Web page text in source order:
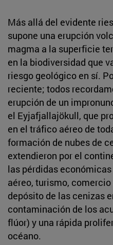
Más allá del evidente
supone una erupción
magma a la superficie
en la biodiversidad que
riesgo geológico en sí.
reciente; todos
erupción de un
el Eyjafjallajökull, que
en el tráfico aéreo de
formación de nubes de
extendieron por el
las pérdidas
aéreo, turismo,
depósito de las cenizas
contaminación de los
flúor) y una rápida
océano.